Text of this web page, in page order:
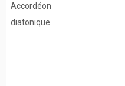
Accordéon
diatonique